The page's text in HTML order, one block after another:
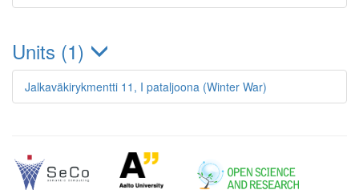
Units (1)
Jalkaväkirykmentti 11, I pataljoona (Winter War)